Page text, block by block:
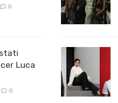
0
Luca
0